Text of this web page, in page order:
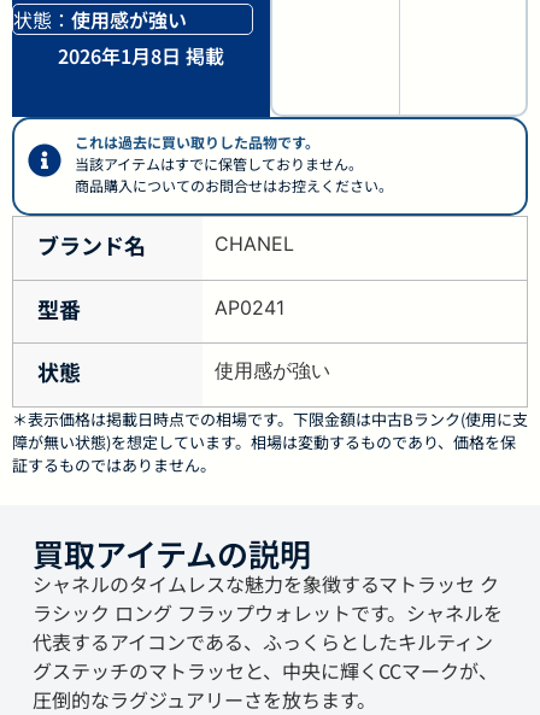
状態： 使用感が強い
2026年1月8日 掲載
これは過去に買い取りした品物です。
当該アイテムはすでに保管しておりません。
商品購入についてのお問合せはお控えください。
ブランド名 CHANEL
型番 AP0241
状態 使用感が強い
＊表示価格は掲載日時点での相場です。下限金額は中古Bランク(使用に支
障が無い状態)を想定しています。相場は変動するものであり、価格を保
証するものではありません。
買取アイテムの説明
シャネルのタイムレスな魅力を象徴するマトラッセ ク
ラシック ロング フラップウォレットです。シャネルを
代表するアイコンである、ふっくらとしたキルティン
グステッチのマトラッセと、中央に輝くCCマークが、
圧倒的なラグジュアリーさを放ちます。